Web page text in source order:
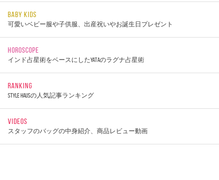
BABY KIDS
可愛いベビー服や子供服、出産祝いやお誕生日プレゼント
HOROSCOPE
インド占星術をベースにしたYATAのラグナ占星術
RANKING
STYLE HAUSの人気記事ランキング
VIDEOS
スタッフのバッグの中身紹介、商品レビュー動画